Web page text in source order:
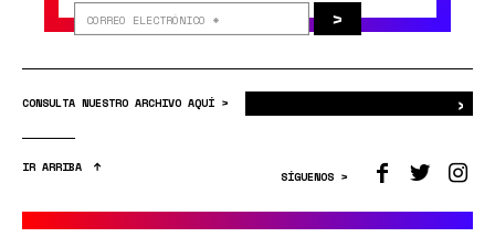
>
CONSULTA NUESTRO ARCHIVO AQUÍ > ›
IR ARRIBA
SÍGUENOS >